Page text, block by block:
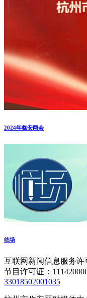
2024年临安两会
临场
互联网新闻信息服务许
节目许可证：
33018502001035